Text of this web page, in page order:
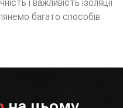
і важливість ізоляції
багато способів